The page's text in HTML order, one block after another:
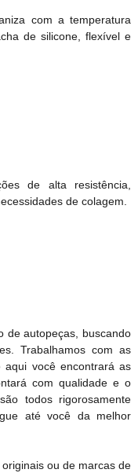
com a temperatura
de silicone, flexível e
de alta resistência,
de colagem.
de autopeças, buscando
Trabalhamos com as
aqui você encontrará as
com qualidade e o
todos rigorosamente
até você da melhor
ou de marcas de